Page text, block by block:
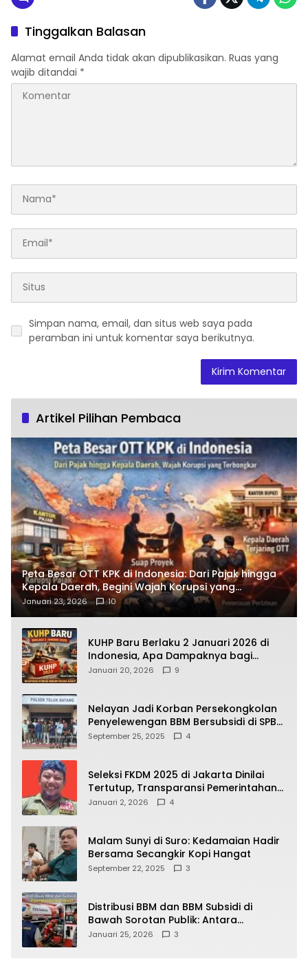
Tinggalkan Balasan
Alamat email Anda tidak akan dipublikasikan. Ruas yang
wajib ditandai *
Simpan nama, email, dan situs web saya pada
peramban ini untuk komentar saya berikutnya.
Artikel Pilihan Pembaca
Peta Besar OTT KPK di Indonesia: Dari Pajak hingga
Kepala Daerah, Begini Wajah Korupsi yang
Terbongkar
Januari 23, 2026 10
KUHP Baru Berlaku 2 Januari 2026 di
Indonesia, Apa Dampaknya bagi
Kehidupan Warga? Ini Aturan Kunci
Januari 20, 2026 9
Nelayan Jadi Korban Persekongkolan
Penyelewengan BBM Bersubsidi di SPBU
64.78809 Teluk Batang
September 25, 2025 4
Seleksi FKDM 2025 di Jakarta Dinilai
Tertutup, Transparansi Pemerintahan
Pramono–Rano Dipertanyakan
Januari 2, 2026 4
Malam Sunyi di Suro: Kedamaian Hadir
Bersama Secangkir Kopi Hangat
September 22, 2025 3
Distribusi BBM dan BBM Subsidi di
Bawah Sorotan Publik: Antara
Kepentingan Negara, Hak Konsumen,
Januari 25, 2026 3